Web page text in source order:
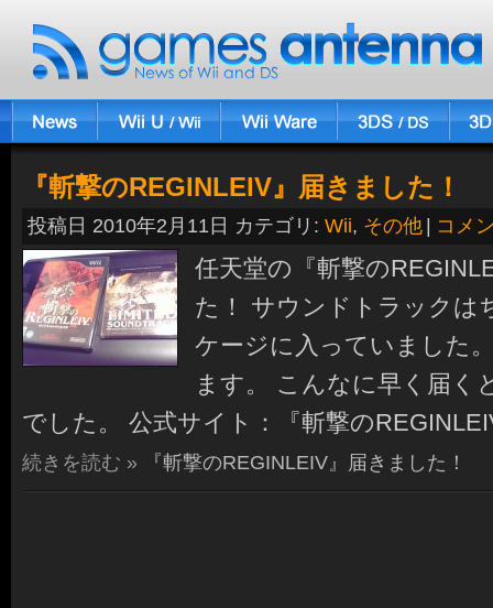
『斬撃のREGINLEIV』届きました！
投稿日 2010年2月11日 カテゴリ: Wii, その他 コメ
任天堂の『斬撃の
た！ サウンドトラックは
ケージに入っていました
ます。 こんなに早く届く
でした。 公式サイト：『斬撃の
続きを読む » 『斬撃のREGINLEIV』届きました！